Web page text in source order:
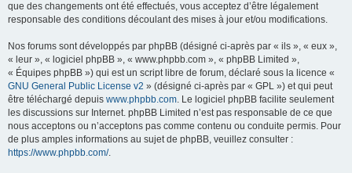
que des changements ont été effectués, vous acceptez d’être légalement
responsable des conditions découlant des mises à jour et/ou modifications.
Nos forums sont développés par phpBB (désigné ci-après par « ils », « eux »,
« leur », « logiciel phpBB », « www.phpbb.com », « phpBB Limited »,
« Équipes phpBB ») qui est un script libre de forum, déclaré sous la licence «
GNU General Public License v2 » (désigné ci-après par « GPL ») et qui peut
être téléchargé depuis www.phpbb.com. Le logiciel phpBB facilite seulement
les discussions sur Internet. phpBB Limited n’est pas responsable de ce que
nous acceptons ou n’acceptons pas comme contenu ou conduite permis. Pour
de plus amples informations au sujet de phpBB, veuillez consulter :
https://www.phpbb.com/.